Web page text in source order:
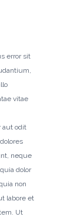
error sit
vitae
aut odit
neque
dolor
non
labore et
Ut